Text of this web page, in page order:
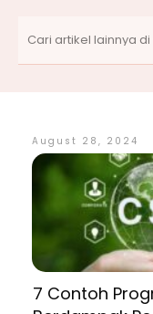
August 28, 2024
7 Contoh